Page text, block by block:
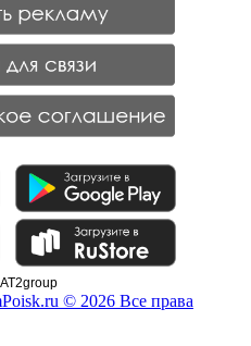
© 2026 Все права